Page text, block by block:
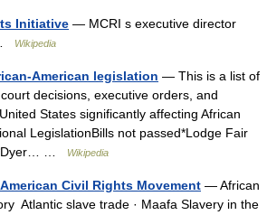
Initiative — MCRI s executive director
Wikipedia
American legislation — This is a list of
decisions, executive orders, and
States significantly affecting African
LegislationBills not passed*Lodge Fair
*Dyer… …
Wikipedia
Civil Rights Movement — African
Atlantic slave trade · Maafa Slavery in the